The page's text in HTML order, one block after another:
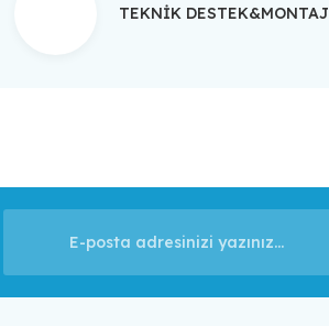
TEKNİK DESTEK&MONTAJ